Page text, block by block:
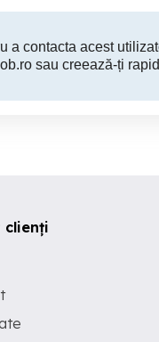
a contacta acest
sau creează-ți
clienți